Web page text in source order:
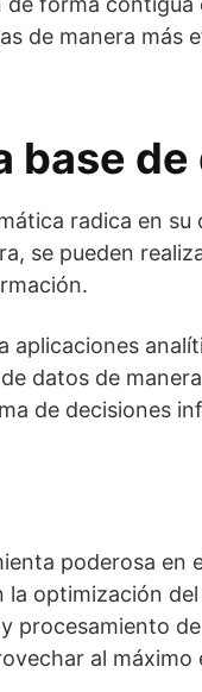
de manera
base
radica en
se pueden
aplicaciones
datos de
de decisiones
poderosa
optimización
procesamiento
al